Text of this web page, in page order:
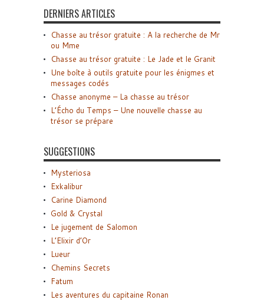
DERNIERS ARTICLES
Chasse au trésor gratuite : A la recherche de Mr
ou Mme
Chasse au trésor gratuite : Le Jade et le Granit
Une boîte à outils gratuite pour les énigmes et
messages codés
Chasse anonyme – La chasse au trésor
L’Écho du Temps – Une nouvelle chasse au
trésor se prépare
SUGGESTIONS
Mysteriosa
Exkalibur
Carine Diamond
Gold & Crystal
Le jugement de Salomon
L’Elixir d’Or
Lueur
Chemins Secrets
Fatum
Les aventures du capitaine Ronan